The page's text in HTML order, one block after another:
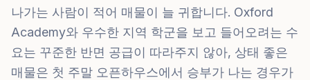
나가는 사람이 적어 매물이 늘 귀합니다. Oxford
Academy와 우수한 지역 학군을 보고 들어오려는 수
요는 꾸준한 반면 공급이 따라주지 않아, 상태 좋은
매물은 첫 주말 오픈하우스에서 승부가 나는 경우가